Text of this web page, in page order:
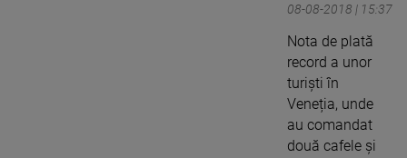
08-08-2018 | 15:37
Nota de plată
record a unor
turiști în
Veneția, unde
au comandat
două cafele și